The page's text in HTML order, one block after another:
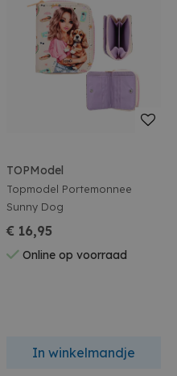
TOPModel
Topmodel Portemonnee
Sunny Dog
€ 16,95
Online op voorraad
In winkelmandje